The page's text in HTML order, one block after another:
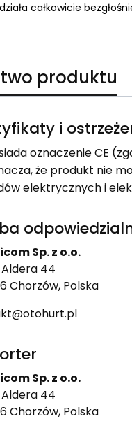
całkowicie
produktu
i
oznaczenie CE
że produkt nie
elektrycznych i
Sp. z o.o.
44
Chorzów, Polska
Sp. z o.o.
44
Chorzów, Polska